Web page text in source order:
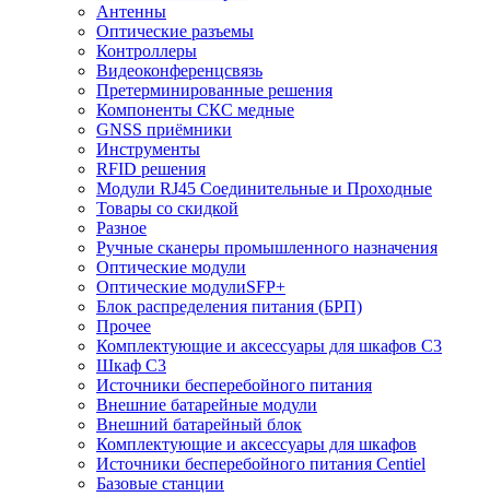
Антенны
Оптические разъемы
Контроллеры
Видеоконференцсвязь
Претерминированные решения
Компоненты СКС медные
GNSS приёмники
Инструменты
RFID решения
Модули RJ45 Соединительные и Проходные
Товары со скидкой
Разное
Ручные сканеры промышленного назначения
Оптические модули
Оптические модулиSFP+
Блок распределения питания (БРП)
Прочее
Комплектующие и аксессуары для шкафов C3
Шкаф C3
Источники бесперебойного питания
Внешние батарейные модули
Внешний батарейный блок
Комплектующие и аксессуары для шкафов
Источники бесперебойного питания Centiel
Базовые станции